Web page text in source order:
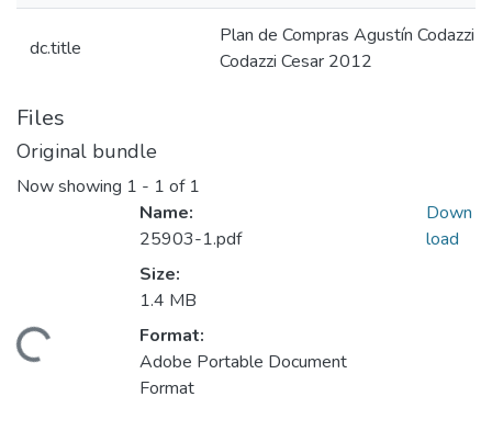
dc.title
Plan de Compras Agustín Codazzi
Codazzi Cesar 2012
Files
Original bundle
Now showing 1 - 1 of 1
Name:
25903-1.pdf
Size:
1.4 MB
Format:
Adobe Portable Document
Format
Down
load